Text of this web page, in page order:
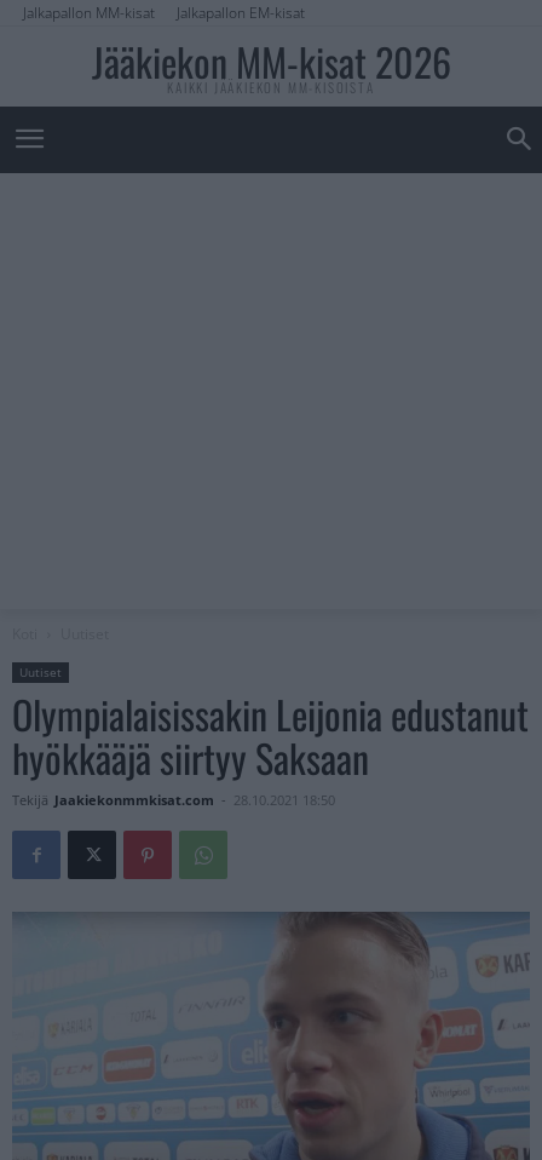
Jalkapallon MM-kisat Jalkapallon EM-kisat
Jääkiekon MM-kisat 2026
KAIKKI JÄÄKIEKON MM-KISOISTA
Uutiset
Olympialaisissakin Leijonia edustanut
hyökkääjä siirtyy Saksaan
Tekijä Jaakiekonmmkisat.com - 28.10.2021 18:50